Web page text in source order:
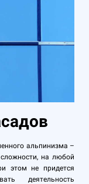
альпинизма –
на любой
этом не придется
деятельность